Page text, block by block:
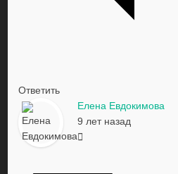
Ответить
Елена Евдокимова
9 лет назад